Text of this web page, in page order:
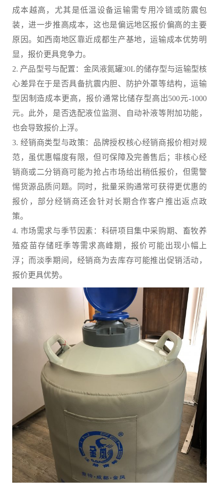
成本越高，尤其是低温设备运输需专用冷链或防震包
装，进一步推高成本，这也是偏远地区报价偏高的主要
原因。如西南地区靠近成都生产基地，运输成本优势明
显，报价更具竞争力。
2. 产品型号与配置：金凤液氮罐30L的储存型与运输型核
心差异在于是否具备抗震内胆、防护外罩等结构，运输
型因制造成本更高，报价通常比储存型高出500元-1000
元。此外，是否选配液位监测、自动补液等附加功能，
也会导致报价上浮。
3. 经销商类型与政策：品牌授权核心经销商报价相对规
范，虽优惠幅度有限，但可保障及完善售后；非核心经
销商或二分销商可能为抢占市场给出稍低报价，但需警
惕货源品质问题。同时，批量采购通常可获得更优惠的
报价，部分经销商还会针对长期合作客户推出返点政
策。
4. 市场需求与季节因素：科研项目集中采购期、畜牧养
殖疫苗存储旺季等需求高峰期，报价可能出现小幅上
浮；而淡季期间，经销商为去库存可能推出促销活动，
报价更具优势。